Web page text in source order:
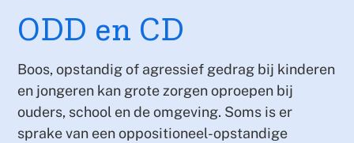
ODD en CD
Boos, opstandig of agressief gedrag bij kinderen
en jongeren kan grote zorgen oproepen bij
ouders, school en de omgeving. Soms is er
sprake van een oppositioneel-opstandige